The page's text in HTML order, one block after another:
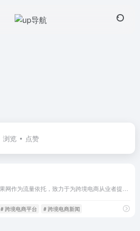
浏览 点赞
# 跨境电商平台 # 跨境电商新闻